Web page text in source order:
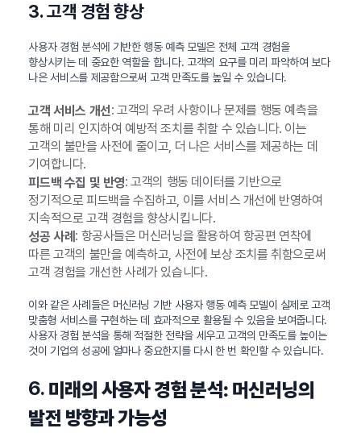
3. 고객 경험 향상
사용자 경험 분석에 기반한 행동 예측 모델은 전체 고객 경험을
향상시키는 데 중요한 역할을 합니다. 고객의 요구를 미리 파악하여 보다
나은 서비스를 제공함으로써 고객 만족도를 높일 수 있습니다.
고객 서비스 개선: 고객의 우려 사항이나 문제를 행동 예측을
통해 미리 인지하여 예방적 조치를 취할 수 있습니다. 이는
고객의 불만을 사전에 줄이고, 더 나은 서비스를 제공하는 데
기여합니다.
피드백 수집 및 반영: 고객의 행동 데이터를 기반으로
정기적으로 피드백을 수집하고, 이를 서비스 개선에 반영하여
지속적으로 고객 경험을 향상시킵니다.
성공 사례 : 항공사들은 머신러닝을 활용하여 항공편 연착에
따른 고객의 불만을 예측하고, 사전에 보상 조치를 취함으로써
고객 경험을 개선한 사례가 있습니다.
이와 같은 사례들은 머신러닝 기반 사용자 행동 예측 모델이 실제로 고객
맞춤형 서비스를 구현하는 데 효과적으로 활용될 수 있음을 보여줍니다.
사용자 경험 분석을 통해 적절한 전략을 세우고 고객의 만족도를 높이는
것이 기업의 성공에 얼마나 중요한지를 다시 한 번 확인할 수 있습니다.
6. 미래의 사용자 경험 분석: 머신러닝의
발전 방향과 가능성